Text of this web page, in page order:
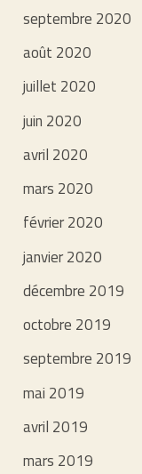
septembre 2020
août 2020
juillet 2020
juin 2020
avril 2020
mars 2020
février 2020
janvier 2020
décembre 2019
octobre 2019
septembre 2019
mai 2019
avril 2019
mars 2019